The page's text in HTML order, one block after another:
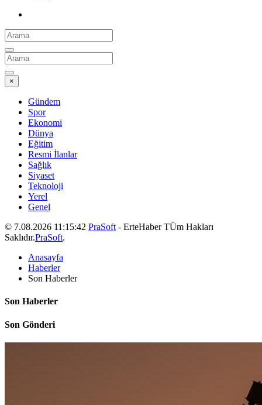
×
Gündem
Spor
Ekonomi
Dünya
Eğitim
Resmi İlanlar
Sağlık
Siyaset
Teknoloji
Yerel
Genel
© 7.08.2026 11:15:42 PraSoft - ErteHaber TÜm Hakları
Saklıdır.PraSoft.
Anasayfa
Haberler
Son Haberler
Son Haberler
Son Gönderi